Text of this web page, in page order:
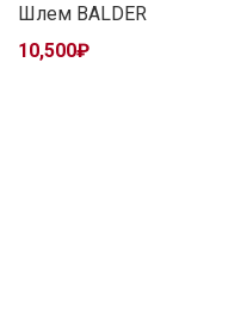
Шлем BALDER
10,500₽